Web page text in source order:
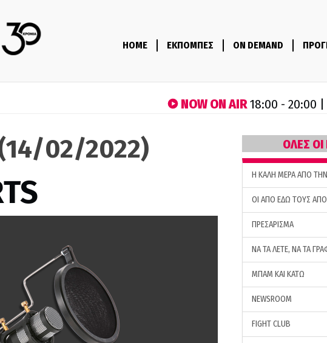
HOME ΕΚΠΟΜΠΕΣ ON DEMAND
NOW ON AIR18:00 - 20:00 |
02/2022) ΟΛΕΣ
H ΚΑΛΗ ΜΕΡΑ ΑΠΟ
ΟΙ ΑΠΟ ΕΔΩ ΤΟΥΣ ΑΠΟ
ΠΡΕΣΑΡΙΣΜΑ
ΝΑ ΤΑ ΛΕΤΕ, ΝΑ ΤΑ
ΜΠΑΜ ΚΑΙ ΚΑΤΩ
NEWSROOM
FIGHT CLUB